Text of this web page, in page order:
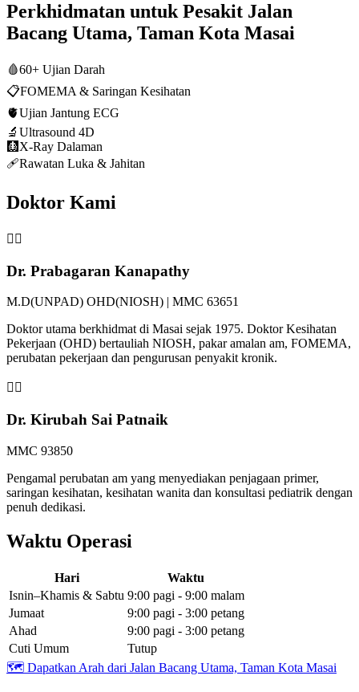
Perkhidmatan untuk Pesakit Jalan
Bacang Utama, Taman Kota Masai
🩸60+ Ujian Darah
📋FOMEMA & Saringan Kesihatan
🫀Ujian Jantung ECG
🔬 Ultrasound 4D
🩻 X-Ray Dalaman
🩹Rawatan Luka & Jahitan
Doktor Kami
👨‍⚕️
Dr. Prabagaran Kanapathy
M.D(UNPAD) OHD(NIOSH) | MMC 63651
Doktor utama berkhidmat di Masai sejak 1975. Doktor Kesihatan
Pekerjaan (OHD) bertauliah NIOSH, pakar amalan am, FOMEMA,
perubatan pekerjaan dan pengurusan penyakit kronik.
👩‍⚕️
Dr. Kirubah Sai Patnaik
MMC 93850
Pengamal perubatan am yang menyediakan penjagaan primer,
saringan kesihatan, kesihatan wanita dan konsultasi pediatrik dengan
penuh dedikasi.
Waktu Operasi
Hari
Waktu
Isnin–Khamis & Sabtu 9:00 pagi - 9:00 malam
Jumaat
9:00 pagi - 3:00 petang
Ahad
9:00 pagi - 3:00 petang
Cuti Umum
Tutup
🗺️ Dapatkan Arah dari Jalan Bacang Utama, Taman Kota Masai